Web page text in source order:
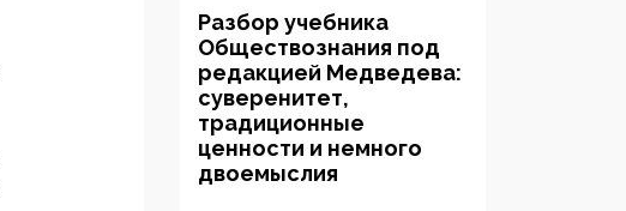
Разбор учебника
Обществознания под
редакцией Медведева:
суверенитет,
традиционные
ценности и немного
двоемыслия